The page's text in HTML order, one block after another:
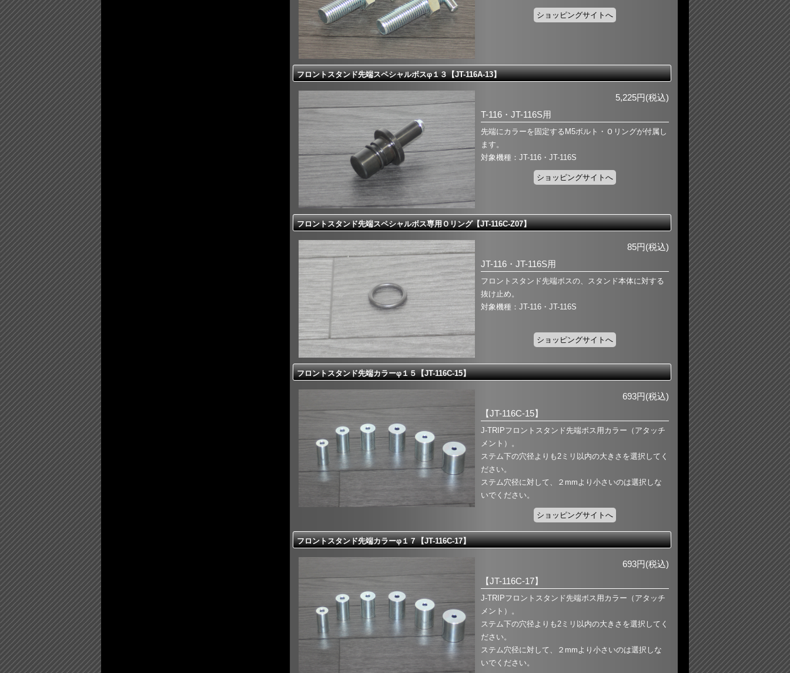
ショッピングサイトへ
フロントスタンド先端スペシャルボスφ１３【JT-116A-13】
5,225円(税込)
T-116・JT-116S用
先端にカラーを固定するM5ボルト・Ｏリングが付属し
ます。
対象機種：JT-116・JT-116S
ショッピングサイトへ
フロントスタンド先端スペシャルボス専用Ｏリング【JT-116C-Z07】
85円(税込)
JT-116・JT-116S用
フロントスタンド先端ボスの、スタンド本体に対する
抜け止め。
対象機種：JT-116・JT-116S
ショッピングサイトへ
フロントスタンド先端カラーφ１５【JT-116C-15】
693円(税込)
【JT-116C-15】
J-TRIPフロントスタンド先端ボス用カラー（アタッチ
メント）。
ステム下の穴径よりも2ミリ以内の大きさを選択してく
ださい。
ステム穴径に対して、２mmより小さいのは選択しな
いでください。
ショッピングサイトへ
フロントスタンド先端カラーφ１７【JT-116C-17】
693円(税込)
【JT-116C-17】
J-TRIPフロントスタンド先端ボス用カラー（アタッチ
メント）。
ステム下の穴径よりも2ミリ以内の大きさを選択してく
ださい。
ステム穴径に対して、２mmより小さいのは選択しな
いでください。